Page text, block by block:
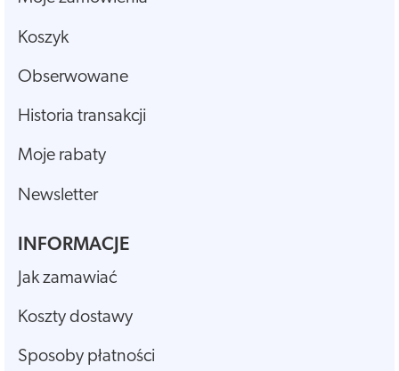
Koszyk
Obserwowane
Historia transakcji
Moje rabaty
Newsletter
INFORMACJE
Jak zamawiać
Koszty dostawy
Sposoby płatności